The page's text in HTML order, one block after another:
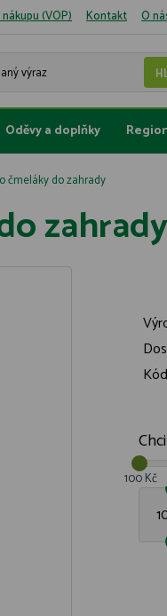
(VOP) Kontakt O
Oděvy a doplňky
čmeláky do zahrady
zahrady
100 Kč